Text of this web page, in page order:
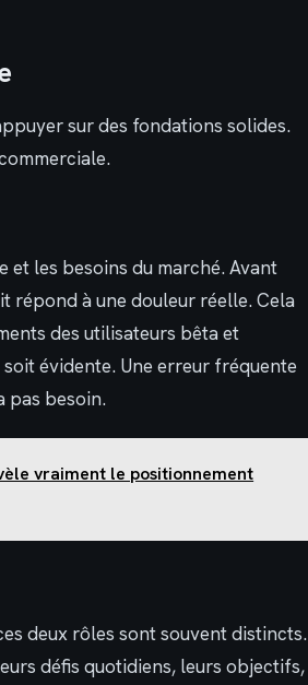
sur des fondations solides.
et les besoins du marché. Avant
répond à une douleur réelle. Cela
des utilisateurs bêta et
évidente. Une erreur fréquente
pas besoin.
vraiment le positionnement
deux rôles sont souvent distincts.
défis quotidiens, leurs objectifs,